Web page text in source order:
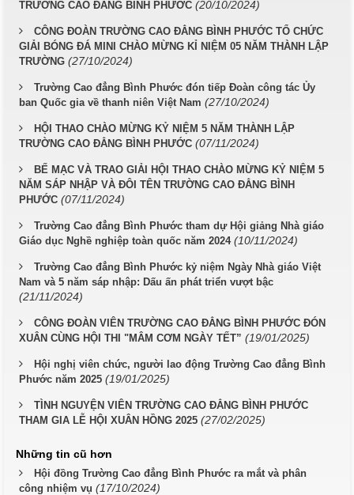
TRƯỜNG CAO ĐẲNG BÌNH PHƯỚC (20/10/2024)
CÔNG ĐOÀN TRƯỜNG CAO ĐẲNG BÌNH PHƯỚC TỔ CHỨC
GIẢI BÓNG ĐÁ MINI CHÀO MỪNG KỈ NIỆM 05 NĂM THÀNH LẬP
TRƯỜNG (27/10/2024)
Trường Cao đẳng Bình Phước đón tiếp Đoàn công tác Ủy
ban Quốc gia về thanh niên Việt Nam (27/10/2024)
HỘI THAO CHÀO MỪNG KỶ NIỆM 5 NĂM THÀNH LẬP
TRƯỜNG CAO ĐẲNG BÌNH PHƯỚC (07/11/2024)
BẾ MẠC VÀ TRAO GIẢI HỘI THAO CHÀO MỪNG KỶ NIỆM 5
NĂM SÁP NHẬP VÀ ĐÔI TÊN TRƯỜNG CAO ĐẲNG BÌNH
PHƯỚC (07/11/2024)
Trường Cao đẳng Bình Phước tham dự Hội giảng Nhà giáo
Giáo dục Nghề nghiệp toàn quốc năm 2024 (10/11/2024)
Trường Cao đẳng Bình Phước kỷ niệm Ngày Nhà giáo Việt
Nam và 5 năm sáp nhập: Dấu ấn phát triển vượt bậc
(21/11/2024)
CÔNG ĐOÀN VIÊN TRƯỜNG CAO ĐẲNG BÌNH PHƯỚC ĐÓN
XUÂN CÙNG HỘI THI "MÂM CƠM NGÀY TẾT” (19/01/2025)
Hội nghị viên chức, người lao động Trường Cao đẳng Bình
Phước năm 2025 (19/01/2025)
TÌNH NGUYỆN VIÊN TRƯỜNG CAO ĐẲNG BÌNH PHƯỚC
THAM GIA LỄ HỘI XUÂN HỒNG 2025 (27/02/2025)
Những tin cũ hơn
Hội đồng Trường Cao đẳng Bình Phước ra mắt và phân
công nhiệm vụ (17/10/2024)